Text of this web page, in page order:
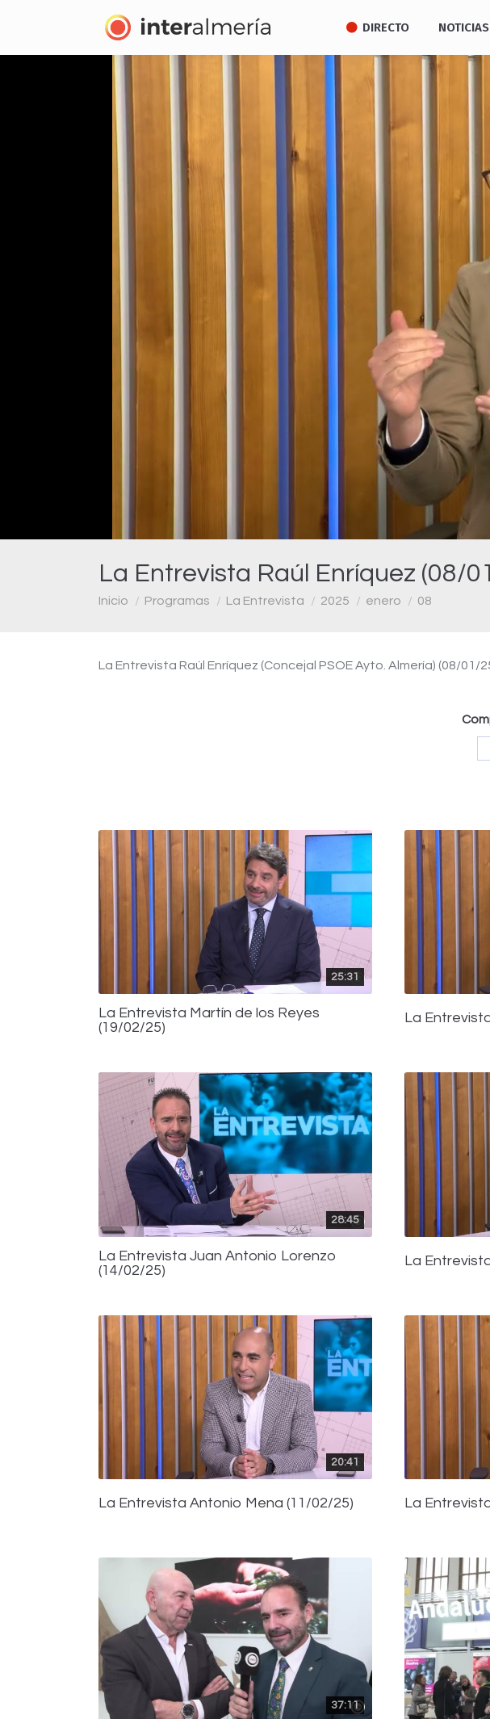
DIRECTO NOTICIAS
La Entrevista Raúl Enríquez (08/
Estás aquí:
Inicio Programas La Entrevista 2025 enero 08
La Entrevista Raúl Enríquez (Concejal PSOE Ayto. Almería) (08/01/
25:31
La Entrevista Martín de los Reyes
(19/02/25)
La
28:45
La Entrevista Juan Antonio Lorenzo
(14/02/25)
La
20:41
La Entrevista Antonio Mena (11/02/25) La
37:11